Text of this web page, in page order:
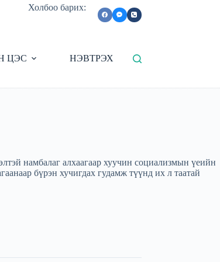
Холбоо барих:
ЦЭС НЭВТРЭХ
намбалаг алхаагаар хуучин социализмын үеийн
бүрэн хучигдах гудамж түүнд их л таатай